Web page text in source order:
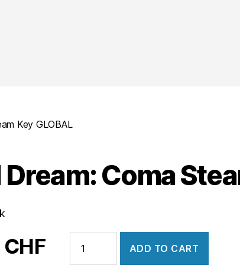
Key GLOBAL
Dream: Coma
CHF
Dream:
ADD TO CART